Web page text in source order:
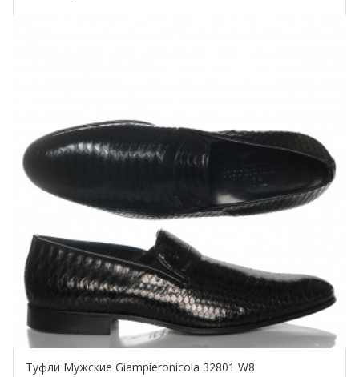
Туфли Мужские Giampieronicola 32801 W8